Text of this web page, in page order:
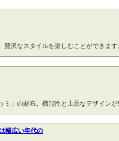
贅沢なスタイルを楽しむことができます
ミ」の財布。機能性と上品なデザイン
幅広い年代の